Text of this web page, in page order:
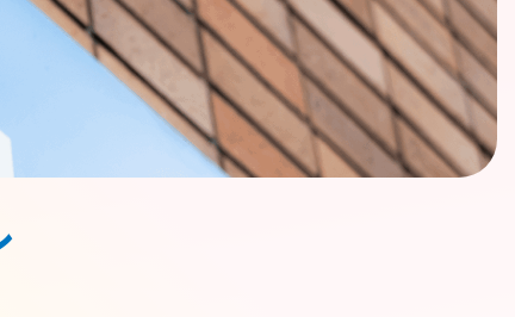
学科[4年制]
ル ディプロマ科[付帯教育]
音楽総合アカデミー学科[4年制]